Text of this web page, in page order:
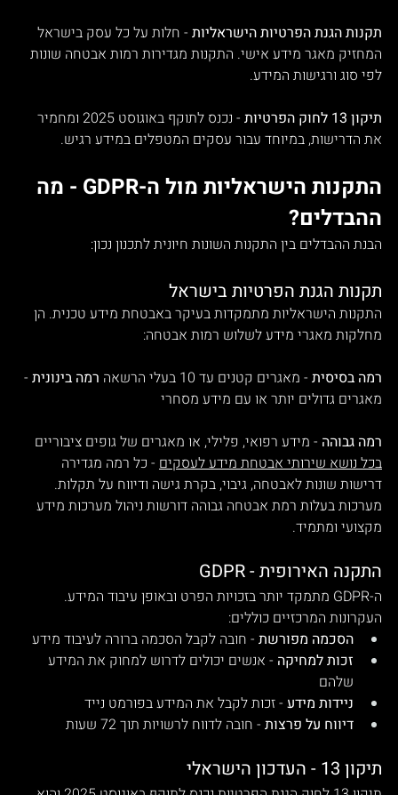
תקנות הגנת הפרטיות הישראליות - חלות על כל עסק בישראל
המחזיק מאגר מידע אישי. התקנות מגדירות רמות אבטחה שונות
לפי סוג ורגישות המידע.
תיקון 13 לחוק הפרטיות
- נכנס לתוקף באוגוסט 2025 ומחמיר
את הדרישות, במיוחד עבור עסקים המטפלים במידע רגיש.
התקנות הישראליות מול ה-GDPR - מה
ההבדלים?
הבנת ההבדלים בין התקנות השונות חיונית לתכנון נכון:
תקנות הגנת הפרטיות בישראל
התקנות הישראליות מתמקדות בעיקר באבטחת מידע טכנית. הן
מחלקות מאגרי מידע לשלוש רמות אבטחה:
רמה בסיסית - מאגרים קטנים עד 10 בעלי הרשאה רמה בינונית -
מאגרים גדולים יותר או עם מידע מסחרי
רמה גבוהה - מידע רפואי, פלילי, או מאגרים של גופים ציבוריים
בכל נושא שירותי אבטחת מידע לעסקים - כל רמה מגדירה
דרישות שונות לאבטחה, גיבוי, בקרת גישה ודיווח על תקלות.
מערכות בעלות רמת אבטחה גבוהה דורשות ניהול מערכות מידע
מקצועי ומתמיד.
GDPR - התקנה האירופית
ה-GDPR מתמקד יותר בזכויות הפרט ובאופן עיבוד המידע.
העקרונות המרכזיים כוללים:
הסכמה מפורשת - חובה לקבל הסכמה ברורה לעיבוד מידע
זכות למחיקה - אנשים יכולים לדרוש למחוק את המידע
שלהם
ניידות מידע - זכות לקבל את המידע בפורמט נייד
דיווח על פרצות - חובה לדווח לרשויות תוך 72 שעות
תיקון 13 - העדכון הישראלי